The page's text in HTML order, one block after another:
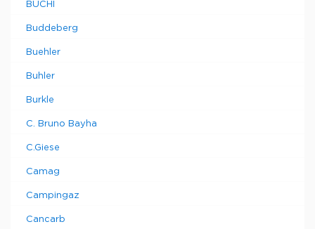
BUCHI
Buddeberg
Buehler
Buhler
Burkle
C. Bruno Bayha
C.Giese
Camag
Campingaz
Cancarb